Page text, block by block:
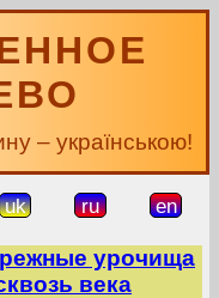
– українською!
uk ru en
урочища
века